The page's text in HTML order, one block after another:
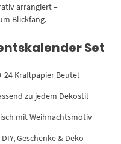
arrangiert –
Blickfang.
Set
24 Kraftpapier Beutel
zu jedem Dekostil
mit Weihnachtsmotiv
Geschenke & Deko